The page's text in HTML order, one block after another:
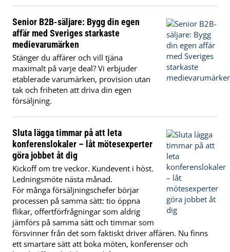
Senior B2B-säljare: Bygg din egen
affär med Sveriges starkaste
medievarumärken
Stänger du affärer och vill tjäna
maximalt på varje deal? Vi erbjuder
etablerade varumärken, provision utan
tak och friheten att driva din egen
försäljning.
Sluta lägga timmar på att leta
konferenslokaler – låt mötesexperter
göra jobbet åt dig
Kickoff om tre veckor. Kundevent i höst.
Ledningsmöte nästa månad.
För många försäljningschefer börjar
processen på samma sätt: tio öppna
flikar, offertförfrågningar som aldrig
jämförs på samma sätt och timmar som
försvinner från det som faktiskt driver affären. Nu finns
ett smartare sätt att boka möten, konferenser och